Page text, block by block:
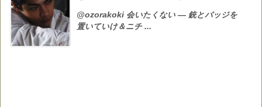
@ozorakoki 会いたくない — 銃とバッジを
置いていけ＆ニチ ...